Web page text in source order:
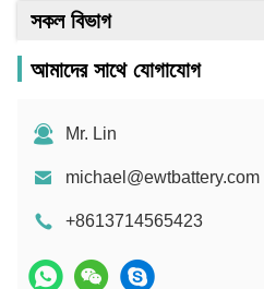
সকল বিভাগ
আমাদের সাথে যোগাযোগ
Mr. Lin
michael@ewtbattery.com
+8613714565423